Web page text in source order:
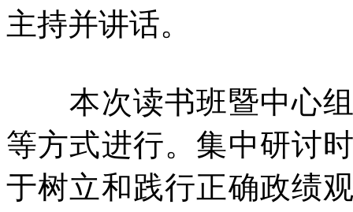
主持并讲话。
本次读书班暨中心组
等方式进行。集中研讨
于树立和践行正确政绩